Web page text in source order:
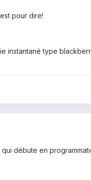
pour dire!
instantané type
débute en